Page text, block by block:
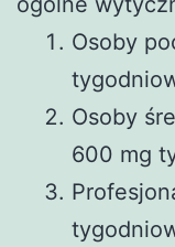
Osoby
Osoby
600 mg